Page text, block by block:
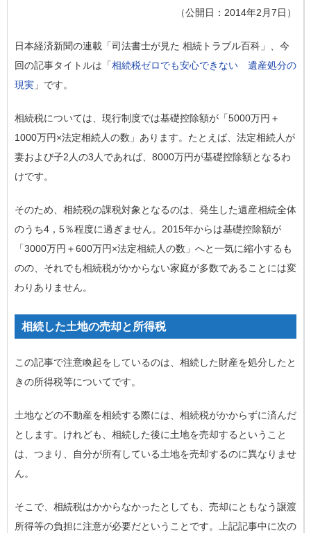
（公開日：2014年2月7日）
日本経済新聞の連載「司法書士が見た 相続トラブル百科」、今
回の記事タイトルは「相続税ゼロでも安心できない 遺産処分の
現実 」です。
相続税については、現行制度では基礎控除額が「5000万円＋
1000万円×法定相続人の数」あります。たとえば、法定相続人が
妻および子2人の3人であれば、8000万円が基礎控除額となるわ
けです。
そのため、相続税の課税対象となるのは、発生した遺産相続全体
のうち4，5％程度に過ぎません。2015年からは基礎控除額が
「3000万円＋600万円×法定相続人の数」へと一気に縮小するも
のの、それでも相続税がかからない家庭が多数であることには変
わりありません。
相続した土地の売却と所得税
この記事で注意喚起をしているのは、相続した財産を処分したと
きの所得税等についてです。
土地などの不動産を相続する際には、相続税がかからずに済んだ
とします。けれども、相続した後に土地を売却するということ
は、つまり、自分が所有している土地を売却するのに異なりませ
ん。
そこで、相続税はかからなかったとしても、売却にともなう譲渡
所得等の負担に注意が必要だということです。上記記事中に次の